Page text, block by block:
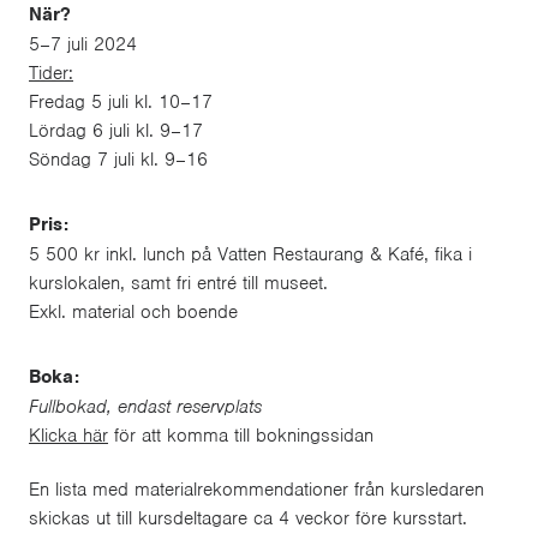
När?
5–7 juli 2024
Tider:
Fredag 5 juli kl. 10–17
Lördag 6 juli kl. 9–17
Söndag 7 juli kl. 9–16
Pris:
5 500 kr inkl. lunch på Vatten Restaurang & Kafé, fika i
kurslokalen, samt fri entré till museet.
Exkl. material och boende
Boka:
Fullbokad, endast reservplats
Klicka här för att komma till bokningssidan
En lista med materialrekommendationer från kursledaren
skickas ut till kursdeltagare ca 4 veckor före kursstart.